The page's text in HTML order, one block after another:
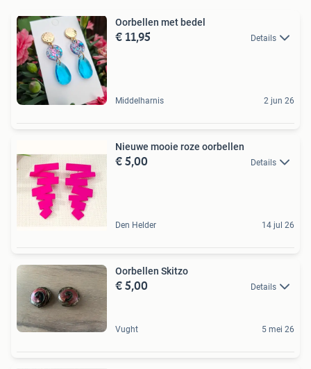
Oorbellen met bedel
€ 11,95 Details
Middelharnis 2 jun 26
Nieuwe mooie roze oorbellen
€ 5,00 Details
Den Helder 14 jul 26
Oorbellen Skitzo
€ 5,00 Details
Vught 5 mei 26